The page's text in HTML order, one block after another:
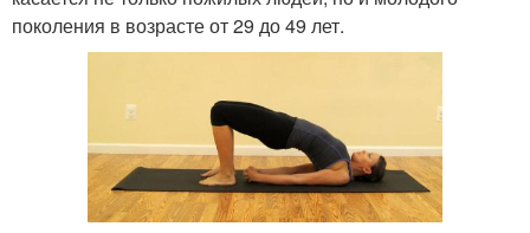
поколения в возрасте от 29 до 49 лет.